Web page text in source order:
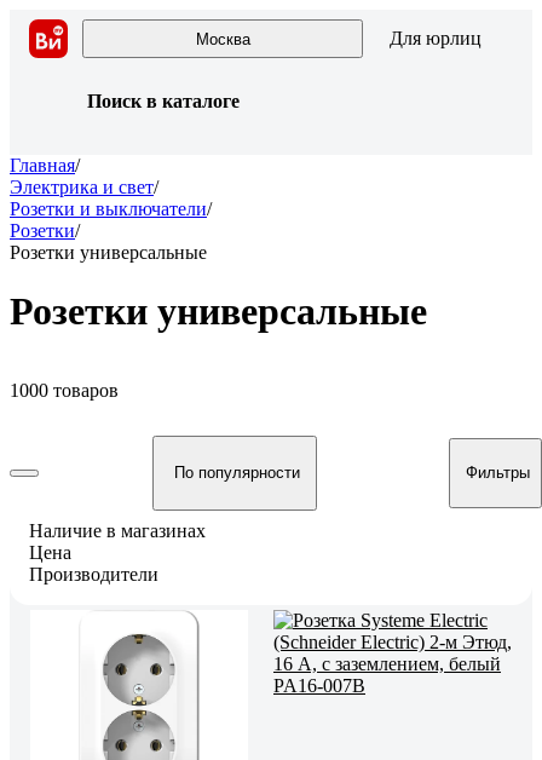
Москва Для юрлиц
Поиск в каталоге
Главная/
Электрика и свет/
Розетки и выключатели/
Розетки/
Розетки универсальные
Розетки универсальные
1000 товаров
По популярности Фильтры
Наличие в магазинах
Цена
Производители